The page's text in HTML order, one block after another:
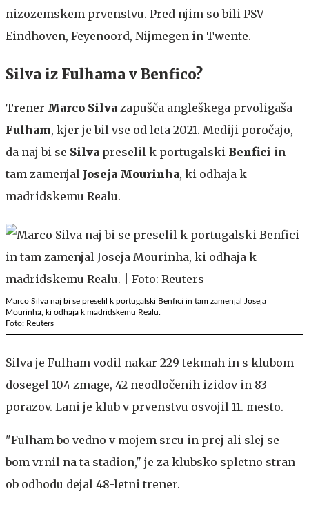
nizozemskem prvenstvu. Pred njim so bili PSV
Eindhoven, Feyenoord, Nijmegen in Twente.
Silva iz Fulhama v Benfico?
Trener Marco Silva zapušča angleškega prvoligaša
Fulham, kjer je bil vse od leta 2021. Mediji poročajo,
da naj bi se Silva preselil k portugalski Benfici in
tam zamenjal Joseja Mourinha, ki odhaja k
madridskemu Realu.
Marco Silva naj bi se preselil k portugalski Benfici in tam zamenjal Joseja
Mourinha, ki odhaja k madridskemu Realu.
Foto: Reuters
Silva je Fulham vodil nakar 229 tekmah in s klubom
dosegel 104 zmage, 42 neodločenih izidov in 83
porazov. Lani je klub v prvenstvu osvojil 11. mesto.
"Fulham bo vedno v mojem srcu in prej ali slej se
bom vrnil na ta stadion," je za klubsko spletno stran
ob odhodu dejal 48-letni trener.